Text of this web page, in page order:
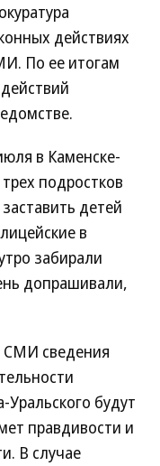
действиях
По ее итогам
в Каменске-
подростков
детей
в
забирали
допрашивали,
СМИ сведения
будут
правдивости и
В случае